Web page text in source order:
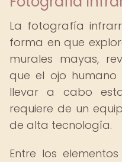
La fotografía
forma en que
murales mayas,
que el ojo humano
llevar a cabo
requiere de un
de alta tecnología.
Entre los